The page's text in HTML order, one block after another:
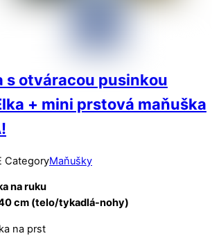
s otváracou pusinkou
+ mini prstová maňuška
CategoryMaňušky
na ruku
cm (telo/tykadlá-nohy)
na prst